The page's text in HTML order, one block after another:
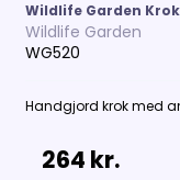
Wildlife Garden
Wildlife Garden
WG520
Handgjord krok med
264 kr.